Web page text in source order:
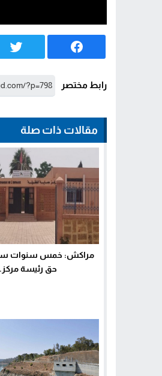
رابط مختصر
مقالات ذات صلة
مراكش: خمس سنوات
حق رئيسة